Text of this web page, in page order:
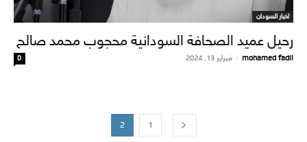
اخبار السودان
رحيل عميد الصحافة السودانية محجوب محمد صالح
mohamed fadil
- فبراير 13, 2024 0
1
2